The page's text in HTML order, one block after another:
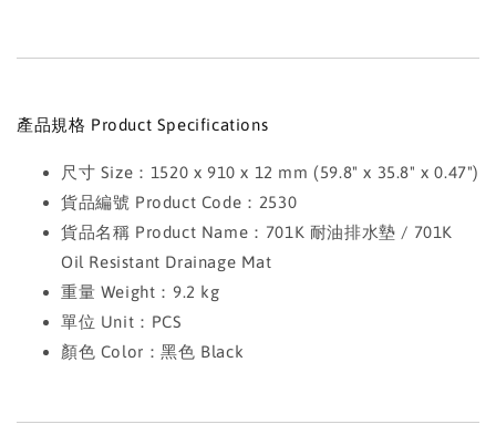
產品規格 Product Specifications
尺寸 Size：1520 x 910 x 12 mm (59.8" x 35.8" x 0.47")
貨品編號 Product Code：2530
貨品名稱 Product Name：701K 耐油排水墊 / 701K
Oil Resistant Drainage Mat
重量 Weight：9.2 kg
單位 Unit：PCS
顏色 Color：黑色 Black